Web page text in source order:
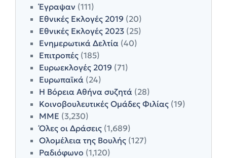
Έγραψαν (111)
Εθνικές Εκλογές 2019 (20)
Εθνικές Εκλογές 2023 (25)
Ενημερωτικά Δελτία (40)
Επιτροπές (185)
Ευρωεκλογές 2019 (71)
Ευρωπαϊκά (24)
Η Βόρεια Αθήνα συζητά (28)
Κοινοβουλευτικές Ομάδες Φιλίας (19)
ΜΜΕ (3,230)
Όλες οι Δράσεις (1,689)
Ολομέλεια της Βουλής (127)
Ραδιόφωνο (1,120)